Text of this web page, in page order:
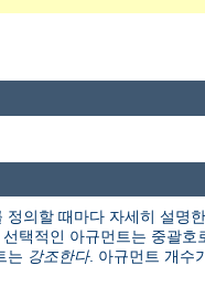
의할 때마다 자세히 설명
택적인 아규먼트는 중괄
는 강조한다. 아규먼트 개수